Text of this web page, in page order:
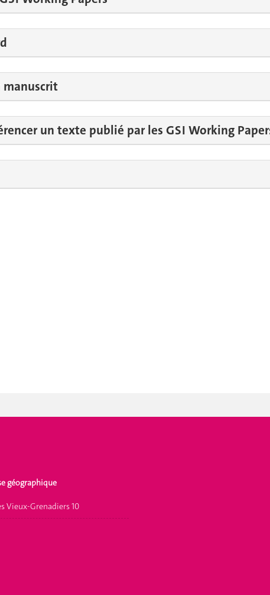
manuscrit
un texte publié par les GSI Working
géographique
Vieux-Grenadiers 10